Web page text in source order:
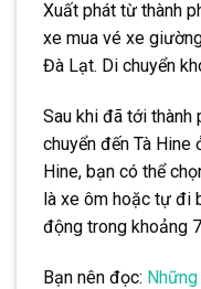
Xuất phát từ thành
xe mua vé xe
Đà Lạt. Di chuyển
Sau khi đã tới
chuyển đến Tà Hine
Hine, bạn có thể
là xe ôm hoặc tự đi
động trong khoảng
Bạn nên đọc: